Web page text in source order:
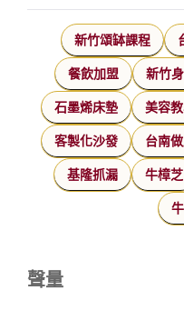
新竹頌缽課程
餐飲加盟 新竹
石墨烯床墊 美容
客製化沙發 台南
基隆抓漏 牛樟芝
聲量